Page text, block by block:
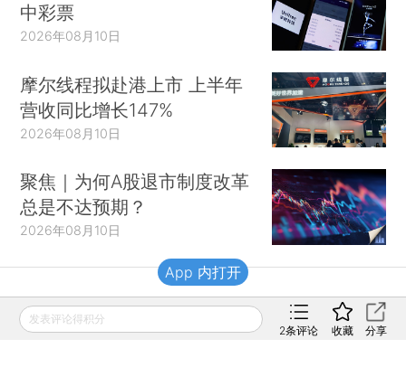
中彩票
2026年08月10日
摩尔线程拟赴港上市 上半年
营收同比增长147%
2026年08月10日
聚焦｜为何A股退市制度改革
总是不达预期？
2026年08月10日
财新移动
发表评论得积分
2条评论 收藏 分享
App 内打开